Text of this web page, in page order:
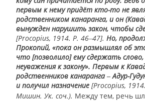
первым к нему придёт кто-то не
родственником канаранга, и он
вынужден нарушить закон, чтобы
[Procopius, 1914. P. 46‒47]. Но,
Прокопий, «пока он размышлял об
что [позволило] ему сдержать
неуважения к закону». Первым к
родственников канаранга ‒ Адур-
и получил назначение [Procopius,
Мишин. Ук. соч.). Между тем, речь